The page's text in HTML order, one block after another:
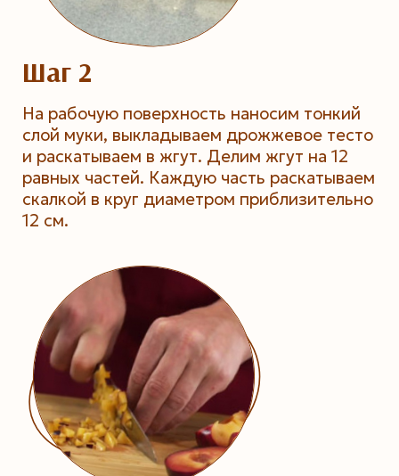
Шаг 2
На рабочую поверхность наносим тонкий
слой муки, выкладываем дрожжевое тесто
и раскатываем в жгут. Делим жгут на 12
равных частей. Каждую часть раскатываем
скалкой в круг диаметром приблизительно
12 см.